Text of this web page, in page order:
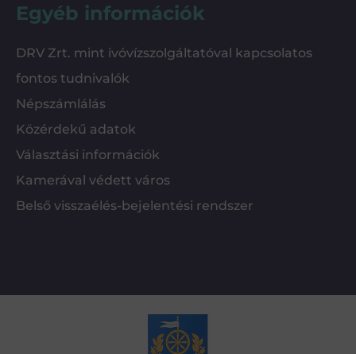
Egyéb információk
DRV Zrt. mint ivóvízszolgáltatóval kapcsolatos
fontos tudnivalók
Népszámlálás
Közérdekű adatok
Választási információk
Kamerával védett város
Belső visszaélés-bejelentési rendszer